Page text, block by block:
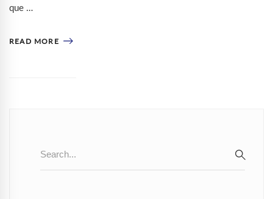
que …
READ MORE
for: